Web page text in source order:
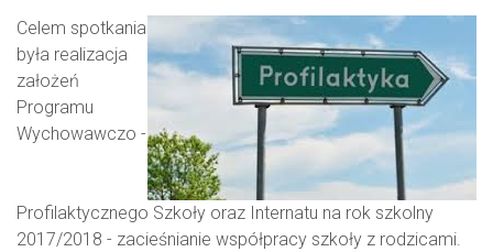
Celem spotkania
była realizacja
założeń
Programu
Wychowawczo -
Profilaktycznego Szkoły oraz Internatu na rok szkolny
2017/2018 - zacieśnianie współpracy szkoły z rodzicami.